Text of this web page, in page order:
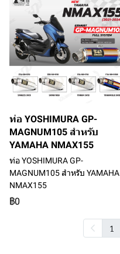
ท่อ YOSHIMURA GP-
MAGNUM105 สำหรับ
YAMAHA NMAX155
ท่อ YOSHIMURA GP-
MAGNUM105 สำหรับ YAMAHA
NMAX155
฿0
1